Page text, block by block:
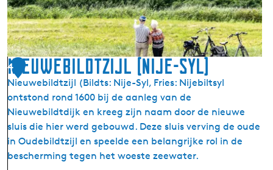
w
e
-
S
y
l
)
B
i
l
d
t
|
s
t
r
e
e
4
Nieuwebildtzijl (Nije-Syl)
Nieuwebildtzijl (Bildts: Nije-Syl, Fries: Nijebiltsyl
ontstond rond 1600 bij de aanleg van de
Nieuwebildtdijk en kreeg zijn naam door de nieuwe
sluis die hier werd gebouwd. Deze sluis verving de oude
in Oudebildtzijl en speelde een belangrijke rol in de
bescherming tegen het woeste zeewater.